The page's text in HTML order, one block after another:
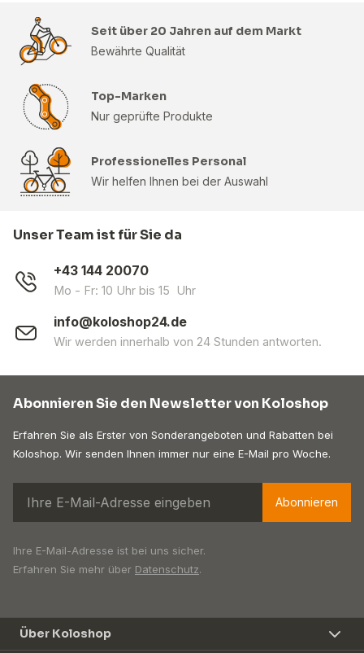
Seit über 20 Jahren auf dem Markt
Bewährte Qualität
Top-Marken
Nur geprüfte Produkte
Professionelles Personal
Wir helfen Ihnen bei der Auswahl
Unser Team ist für Sie da
+43 144 20070
Mo - Fr: 10 Uhr bis 15 Uhr
info@koloshop24.de
Wir werden innerhalb von 24 Stunden antworten.
Abonnieren Sie den Newsletter von Koloshop
Erfahren Sie als Erster von Sonderangeboten und Rabatten bei
Koloshop. Wir senden Ihnen immer nur eine E-Mail pro Woche.
Abonnieren
Ihre E-Mail-Adresse ist bei uns sicher.
Erfahren Sie mehr über Datenschutz.
Über Koloshop